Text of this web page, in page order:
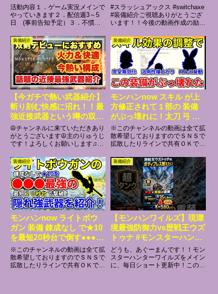
回り特化型ビルドの紹介
【モンハンワイルズ】【狩
猟笛】
活動内容１．ゲーム実況メインで
やっていきます２．配信週3～5
日 (事前告知予定）３．不慣れ
ますモンハン歴・2nd ・
2ndG ・3rd ・XX・
WORLD（トロコン） ・
ICEBORN（トロコン） ・
RISE（...
一本でOK(VOICEVOX)
#スラッシュアックス #switchaxe
#装備紹介ご視聴ありがとうござ
います！！今後の動画作成の励み
ル登録、高評価お願いします。---
-------目次----------00:00 はじめに
01:30 装...
装備紹介
【今ガチで熱い武器紹介】
斬り刻む快感に沼れ！！最
強近接武器という噂の双剣
の超快適型構成を徹底解
説！！【#モンスターハン
ターワイルズ】
☮️チャンネルに来ていただきあり
がとうございます☮️主のりゅうじ
です！よろしくお願いします♫⭐
説明1:15 装備紹介6:31 実戦解説
13:55 まとめ＆雑談15:23 最後の
挨拶⭐今おすすめの動画⭐【零...
装備紹介
モンハンnow スキル が上
方修正されて１部の 装備
がぶっ壊れに！太刀 弓 な
どでも使えます♪片手剣
双剣 ヘビィ ライトボウ
ガン スラアク チャア
ク ガンランスでも♪ ラ
ンス武器は汎用最強格に☆
※このチャンネルの動画は全て拡
散希望しておりますのでＳＮＳで
拡散したりラインで共有ＯＫです
ステップショット ライトボウガ
ン で並ハンが錬成なしで★１０
をどこまで倒せるか試してきた♪
マガイマガド の ステッ...
装備紹介
モンハンnow ライトボウ
ガン 装備 錬成なし で★10
を最短20秒台で倒す●●●で
最強 の隠れ強 武器 を紹
介！ スライディングリロ
ード スラリロ スタイル
※このチャンネルの動画は全て拡
散希望しておりますのでＳＮＳで
拡散したりラインで共有ＯＫです
装備紹介
【モンハンワイルズ】現環
境最強防御力vs歴戦王ウズ
トゥナ #モンスターハンタ
ー #モンハン #装備紹介 #
ゲーム #ゲーム実況 #ワイ
ルズ太刀 #ワイルズ #ウズ
どうも、あぐーまんです！！モン
スターハンターワイルズをメイン
に、毎日ショート更新中！このチ